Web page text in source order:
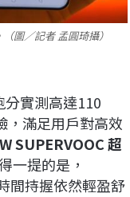
圖／記者 孟圓琦攝）
實測高達110
，滿足用戶對高效
SUPERVOOC超
一提的是，
間持握依然輕盈舒